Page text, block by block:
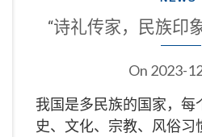
“诗礼传家，民族印
On 2023-
我国是多民族的国家，每
史、文化、宗教、风俗